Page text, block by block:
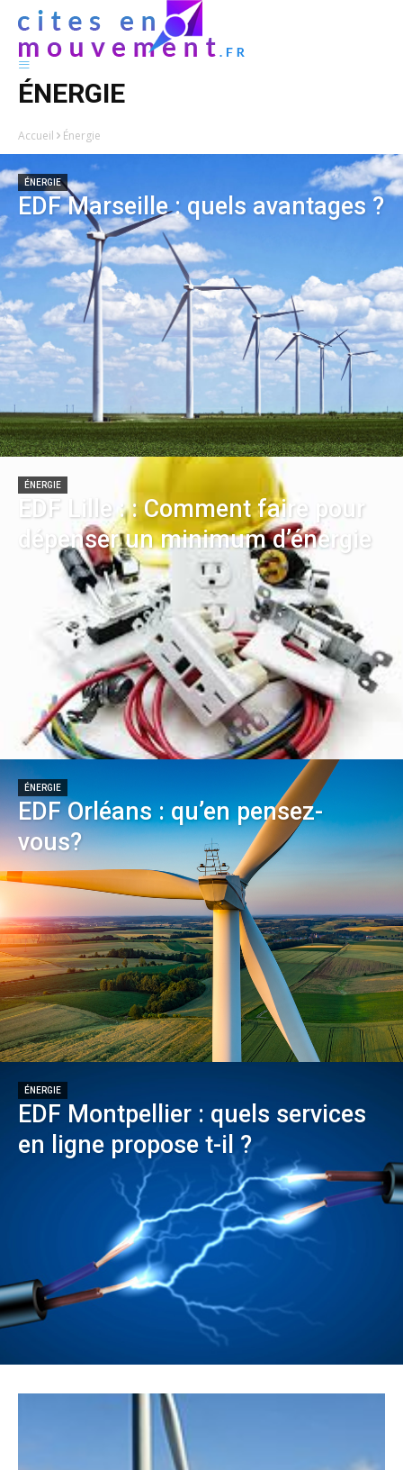
ÉNERGIE
Accueil Énergie
ÉNERGIE
EDF Marseille : quels avantages ?
ÉNERGIE
EDF Lille : : Comment faire pour
dépenser un minimum d’énergie
ÉNERGIE
EDF Orléans : qu’en pensez-
vous?
ÉNERGIE
EDF Montpellier : quels services
en ligne propose t-il ?